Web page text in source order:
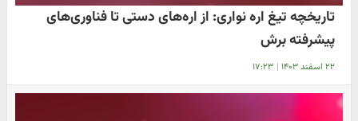
تاریخچه تیغ اره نواری: از اره‌های دستی تا فناوری‌های
پیشرفته برش
۲۲ اسفند ۱۴۰۳ | ۱۷:۲۳